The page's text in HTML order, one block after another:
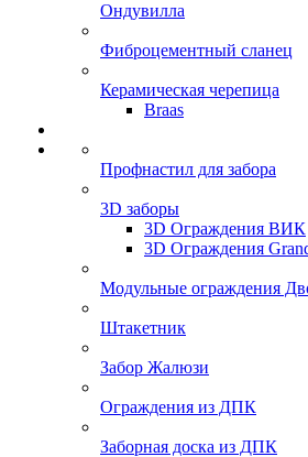
Ондувилла
Фиброцементный сланец
Керамическая черепица
Braas
Профнастил для забора
3D заборы
3D Ограждения ВИК
3D Ограждения
Модульные ограждения
Штакетник
Забор Жалюзи
Ограждения из ДПК
Заборная доска из ДПК